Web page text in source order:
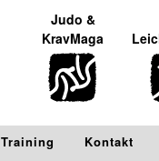
Judo &
KravMaga
Training Kontakt